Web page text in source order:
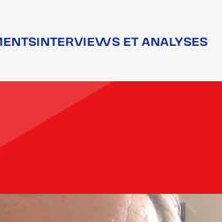
INTERVIEWS ET ANALYSES